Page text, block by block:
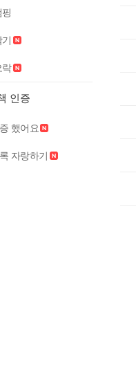
락
인증
했어요
자랑하기